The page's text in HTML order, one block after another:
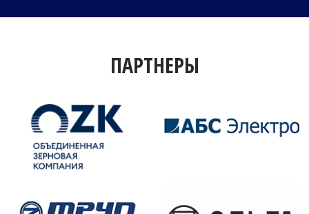
ПАРТНЕРЫ